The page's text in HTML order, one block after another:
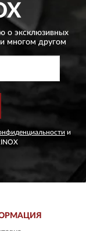
о эксклюзивных
и многом другом
и